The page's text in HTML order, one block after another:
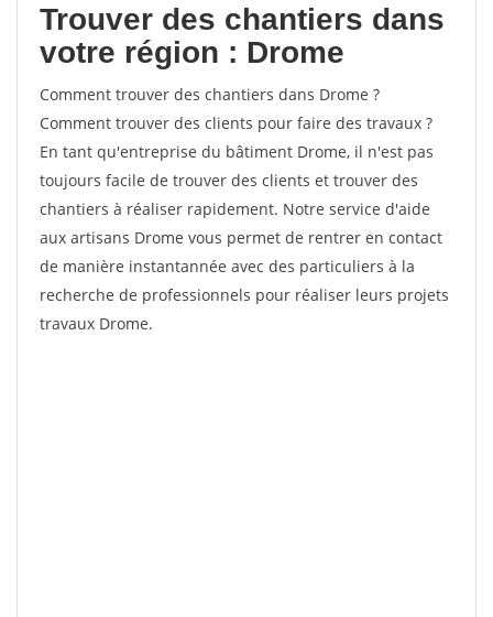
Trouver des chantiers dans
votre région : Drome
Comment trouver des chantiers dans Drome ?
Comment trouver des clients pour faire des travaux ?
En tant qu'entreprise du bâtiment Drome, il n'est pas
toujours facile de trouver des clients et trouver des
chantiers à réaliser rapidement. Notre service d'aide
aux artisans Drome vous permet de rentrer en contact
de manière instantannée avec des particuliers à la
recherche de professionnels pour réaliser leurs projets
travaux Drome.